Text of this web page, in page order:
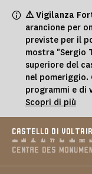
⚠ Vigilanza
arancione per
previste per il
mostra "Sergio
superiore del
nel pomeriggio.
programmi e di
Scopri di più
CASTELLO DI